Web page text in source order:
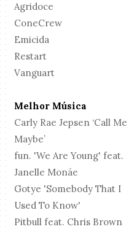
Agridoce
ConeCrew
Emicida
Restart
Vanguart
Melhor Música
Carly Rae Jepsen ‘Call Me
Maybe’
fun. 'We Are Young' feat.
Janelle Monáe
Gotye 'Somebody That I
Used To Know'
Pitbull feat. Chris Brown